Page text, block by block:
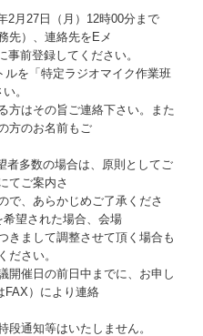
月27日（月）12時00分まで
先）、連絡先をEメ
前登録してください。
「特定ラジオマイク作業班
。
その旨ご連絡下さい。また
方のお名前もご
多数の場合は、原則としてご
てご案内さ
、あらかじめご了承くださ
望された場合、会場
まして調整させて頂く場合も
ださい。
日の前日中までに、お申し
FAX）により連絡
知等はいたしません。